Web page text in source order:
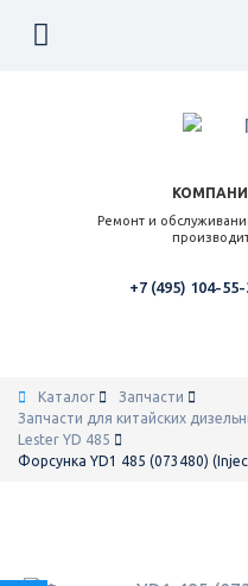
Ремонт и
+7 (495) 104-55-
Каталог
Запчасти
Запчасти для китайских
Lester YD 485
Форсунка YD1 485 (073480)